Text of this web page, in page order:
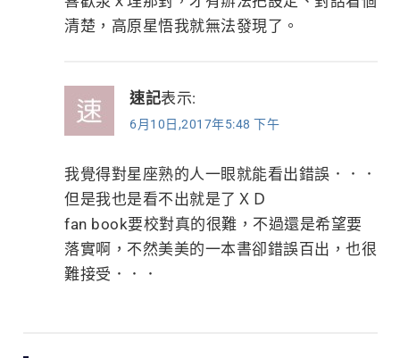
清楚，高原星悟我就無法發現了。
速記表示:
6月10日,2017年5:48 下午
我覺得對星座熟的人一眼就能看出錯誤．．．
但是我也是看不出就是了ＸＤ
fan book要校對真的很難，不過還是希望要
落實啊，不然美美的一本書卻錯誤百出，也很
難接受．．．